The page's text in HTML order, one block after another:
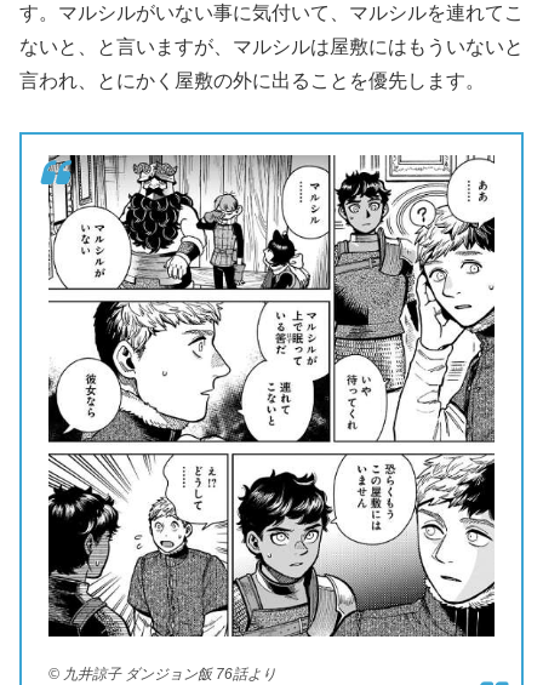
す。マルシルがいない事に気付いて、マルシルを連れてこ
ないと、と言いますが、マルシルは屋敷にはもういないと
言われ、とにかく屋敷の外に出ることを優先します。
© 九井諒子 ダンジョン飯 76話より